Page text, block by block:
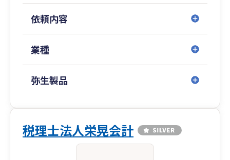
依頼内容
業種
弥生製品
税理士法人栄晃会計